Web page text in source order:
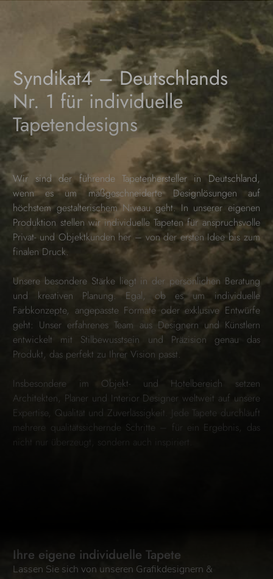
Wir sind der führende Tapetenhersteller in Deutschland,
wenn es um maßgeschneiderte Designlösungen auf
höchstem gestalterischem Niveau geht. In unserer eigenen
Produktion stellen wir individuelle Tapeten für anspruchsvolle
Privat- und Objektkunden her – von der ersten Idee bis zum
finalen Druck.
Unsere besondere Stärke liegt in der persönlichen Beratung
und kreativen Planung. Egal, ob es um individuelle
Farbkonzepte, angepasste Formate oder exklusive Entwürfe
geht: Unser erfahrenes Team aus Designern und Künstlern
entwickelt mit Stilbewusstsein und Präzision genau das
Produkt, das perfekt zu Ihrer Vision passt.
Insbesondere im Objekt- und Hotelbereich setzen
Architekten, Planer und Interior Designer weltweit auf unsere
Expertise, Qualität und Zuverlässigkeit. Jede Tapete durchläuft
mehrere qualitätssichernde Schritte – für ein Ergebnis, das
nicht nur überzeugt, sondern auch inspiriert.
Syndikat4 – Deutschlands
Nr. 1 für individuelle
Tapetendesigns
Ihre eigene individuelle Tapete
Lassen Sie sich von unseren Grafikdesignern &